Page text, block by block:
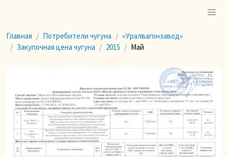
Главная Потребители чугуна
«Уралвагонзавод»
Закупочная цена чугуна
2015 Май